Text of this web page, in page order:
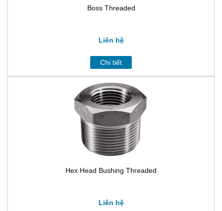
Boss Threaded
Liên hệ
Chi tiết
Hex Head Bushing Threaded
Liên hệ